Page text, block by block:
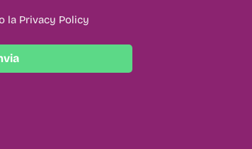
la Privacy Policy